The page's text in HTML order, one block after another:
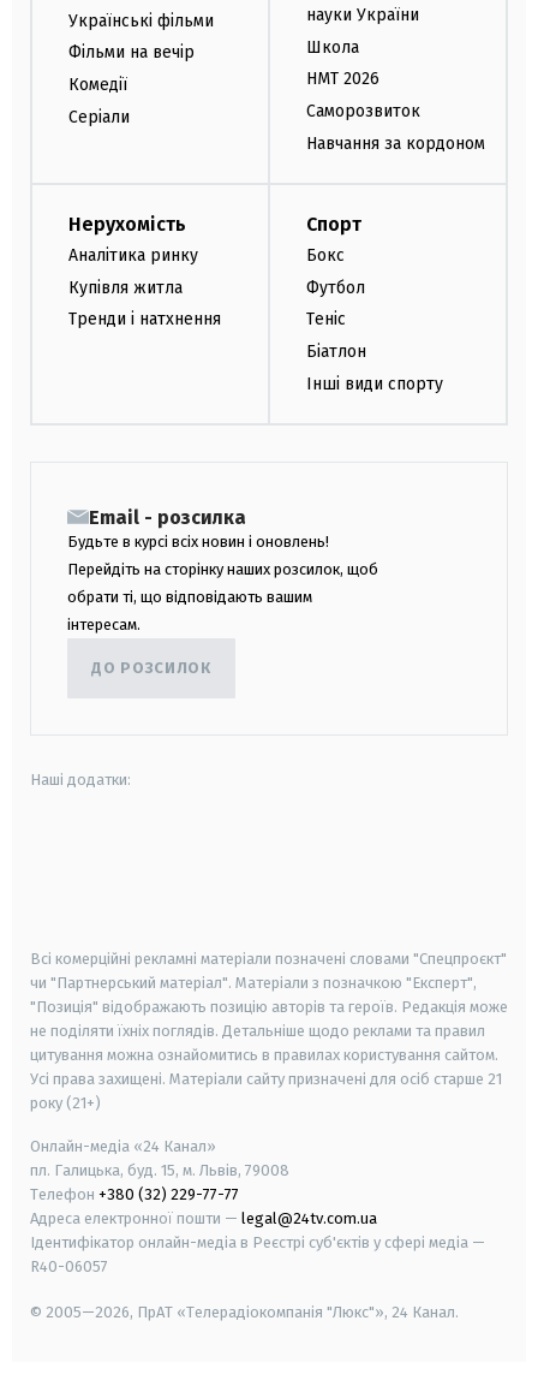
Українські фільми
Фільми на вечір
Комедії
Серіали
науки України
Школа
НМТ 2026
Саморозвиток
Навчання за кордоном
Нерухомість
Аналітика ринку
Купівля житла
Тренди і натхнення
Спорт
Бокс
Футбол
Теніс
Біатлон
Інші види спорту
Email - розсилка
Будьте в курсі всіх новин і оновлень!
Перейдіть на сторінку наших розсилок, щоб
обрати ті, що відповідають вашим
інтересам.
ДО РОЗСИЛОК
Наші додатки:
Всі комерційні рекламні матеріали позначені словами "Спецпроєкт"
чи "Партнерський матеріал". Матеріали з позначкою "Експерт",
"Позиція" відображають позицію авторів та героїв. Редакція може
не поділяти їхніх поглядів. Детальніше щодо реклами та правил
цитування можна ознайомитись в правилах користування сайтом.
Усі права захищені. Матеріали сайту призначені для осіб старше 21
року (21+)
Онлайн-медіа «24 Канал»
пл. Галицька, буд. 15, м. Львів, 79008
Телефон +380 (32) 229-77-77
Адреса електронної пошти — legal@24tv.com.ua
Ідентифікатор онлайн-медіа в Реєстрі суб'єктів у сфері медіа —
R40-06057
© 2005—2026, ПрАТ «Телерадіокомпанія "Люкс"», 24 Канал.